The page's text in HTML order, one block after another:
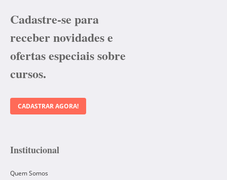
Cadastre-se para
receber novidades e
ofertas especiais sobre
cursos.
CADASTRAR AGORA!
Institucional
Quem Somos